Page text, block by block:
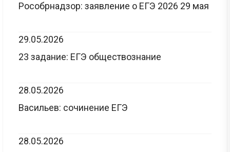
Рособрнадзор: заявление о ЕГЭ 2026 29 мая
29.05.2026
23 задание: ЕГЭ обществознание
28.05.2026
Васильев: сочинение ЕГЭ
28.05.2026